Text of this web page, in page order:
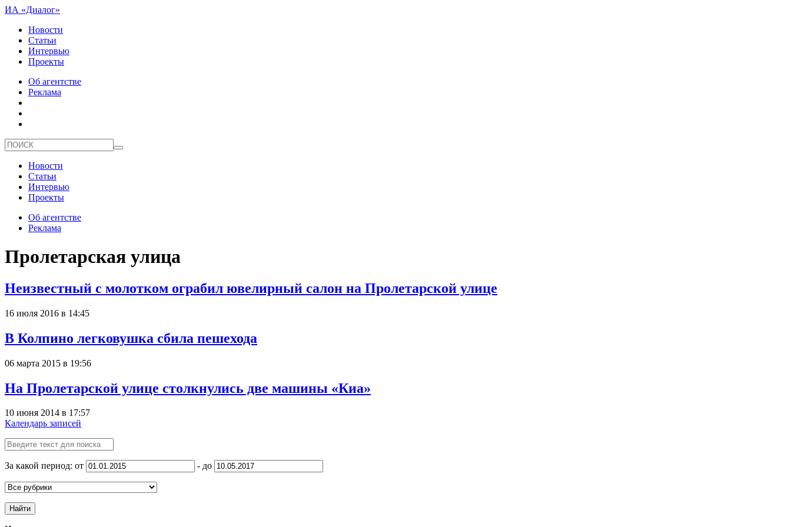
ИА «Диалог»
Новости
Статьи
Интервью
Проекты
Об агентстве
Реклама
Новости
Статьи
Интервью
Проекты
Об агентстве
Реклама
Пролетарская улица
Неизвестный с молотком ограбил ювелирный салон на Пролетарской улице
16 июля 2016 в 14:45
В Колпино легковушка сбила пешехода
06 марта 2015 в 19:56
На Пролетарской улице столкнулись две машины «Киа»
10 июня 2014 в 17:57
Календарь записей
За какой период: от - до
Найти